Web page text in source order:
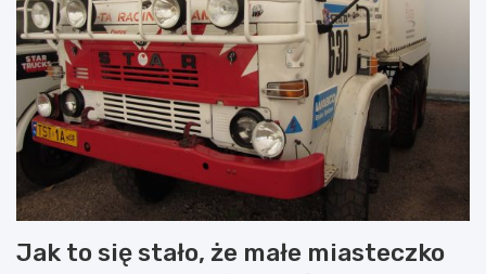
Jak to się stało, że małe miasteczko